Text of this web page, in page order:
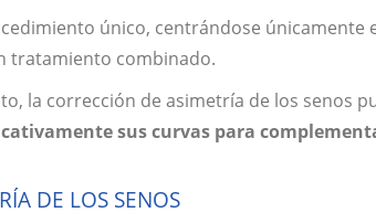
único, centrándose únicamente
tratamiento combinado.
la corrección de asimetría de los senos
sus curvas para
DE LOS SENOS